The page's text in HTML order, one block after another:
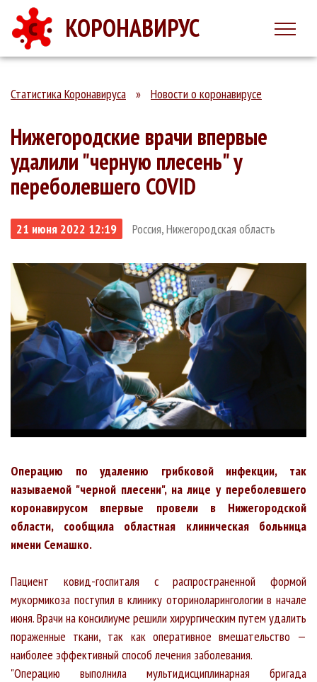
КОРОНАВИРУС
Статистика Коронавируса » Новости о коронавирусе
Нижегородские врачи впервые
удалили "черную плесень" у
переболевшего COVID
21 июня 2022 12:19 Россия, Нижегородская область
Операцию по удалению грибковой инфекции, так
называемой "черной плесени", на лице у переболевшего
коронавирусом впервые провели в Нижегородской
области, сообщила областная клиническая больница
имени Семашко.
Пациент ковид-госпиталя с распространенной формой
мукормикоза поступил в клинику оториноларингологии в начале
июня. Врачи на консилиуме решили хирургическим путем удалить
пораженные ткани, так как оперативное вмешательство —
наиболее эффективный способ лечения заболевания.
"Операцию выполнила мультидисциплинарная бригада